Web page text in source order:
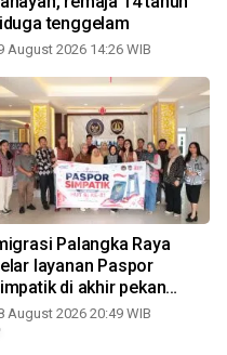
tenggelam
August 2026 14:26 WIB
Palangka Raya
layanan Paspor
di akhir pekan
HUT ke-81 RI
August 2026 20:49 WIB